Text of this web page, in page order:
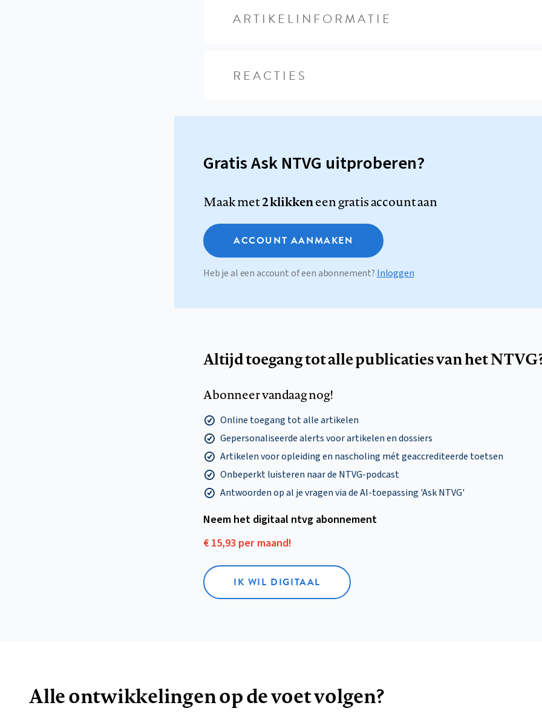
ARTIKELINFORMATIE
REACTIES
Gratis Ask NTVG uitproberen?
Maak met2 klikkeneen gratis account aan
ACCOUNT AANMAKEN
Heb je al een account of een abonnement? Inloggen
Altijd toegang tot alle publicaties van het
Abonneer vandaag nog!
Online toegang tot alle artikelen
Gepersonaliseerde alerts voor artikelen en dossiers
Artikelen voor opleiding en nascholing mét geaccrediteerde toetsen
Onbeperkt luisteren naar de NTVG-podcast
Antwoorden op al je vragen via de AI-toepassing 'Ask NTVG'
Neem het digitaal ntvg abonnement
€ 15,93 per maand!
IK WIL DIGITAAL
Alle ontwikkelingen op de voet volgen?